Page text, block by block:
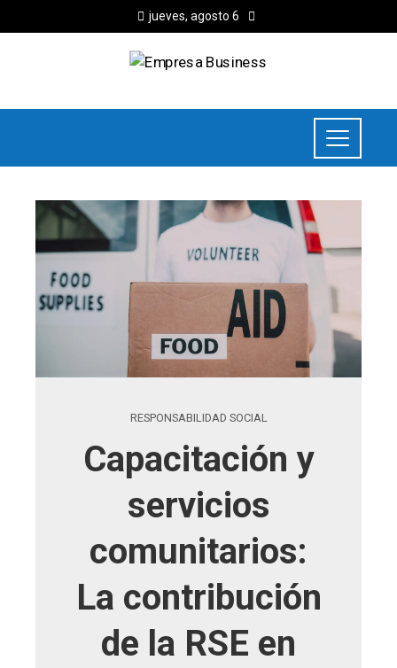
jueves, agosto 6
RESPONSABILIDAD SOCIAL
Capacitación y
servicios
comunitarios:
La contribución
de la RSE en